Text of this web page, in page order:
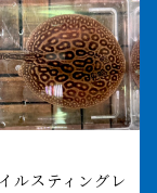
ルスティングレ